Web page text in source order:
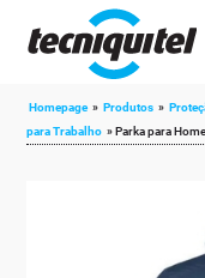
Homepage » Produtos »
para Trabalho »Parka para